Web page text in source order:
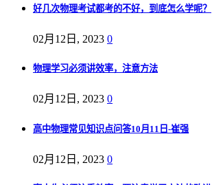
好几次物理考试都考的不好，到底怎么学呢？
02月12日, 2023 0
物理学习必须讲效率，注意方法
02月12日, 2023 0
高中物理常见知识点问答10月11日-崔强
02月12日, 2023 0